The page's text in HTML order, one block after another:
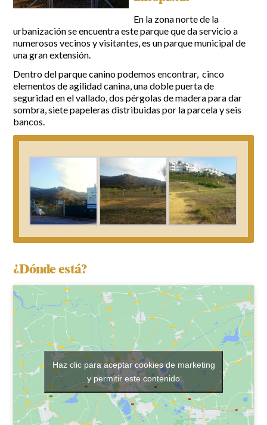
Incidencias
App Gecor
Contactar
OCIO Y CURIOSIDADES DE SITIO DE CALAHONDA
Historia de Sitio de Calahonda
Instalaciones y ocio
Club de Golf La Siesta
Centros Comerciales
La Ermita de Calahonda
Parque España
Parque Europa
Parque Calahonda
Senda litoral Mijas
Ruta a pie
Ruta de árboles singulares
Parque Canino
Galería Fotográfica
Calahonda de noche
Iglesia de San Miguel
La Ermita de Calahonda
Parques de Sitio de Calahonda
Vivero de Calahonda
Revistas
Buscar:
En la zona norte de la
urbanización se encuentra este parque que da servicio a
numerosos vecinos y visitantes, es un parque municipal de
una gran extensión.
Dentro del parque canino podemos encontrar, cinco
elementos de agilidad canina, una doble puerta de
seguridad en el vallado, dos pérgolas de madera para dar
sombra, siete papeleras distribuidas por la parcela y seis
bancos.
¿Dónde está?
Haz clic para aceptar cookies de marketing
y permitir este contenido